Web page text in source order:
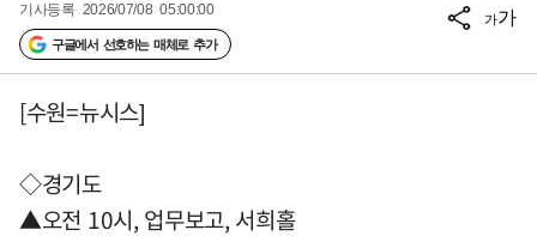
기사등록 2026/07/08 05:00:00
구글에서 선호하는 매체로 추가
가가
[수원=뉴시스]
◇경기도
▲오전 10시, 업무보고, 서희홀